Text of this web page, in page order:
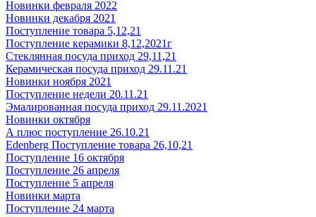
Новинки февраля 2022
Новинки декабря 2021
Поступление товара 5,12,21
Поступление керамики 8,12,2021г
Стеклянная посуда приход 29,11,21
Керамическая посуда приход 29.11.21
Новинки ноября 2021
Поступление недели 20.11.21
Эмалированная посуда приход 29.11.2021
Новинки октября
А плюс поступление 26.10.21
Edenberg Поступление товара 26,10,21
Поступление 16 октября
Поступление 26 апреля
Поступление 5 апреля
Новинки марта
Поступление 24 марта